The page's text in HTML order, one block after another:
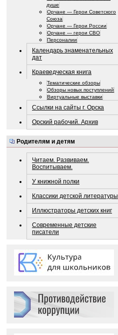
душе
Орчане — Герои Советского
Союза
Орчане — Герои России
Орчане — герои СВО
Персоналии
Календарь знаменательных
дат
Краеведческая книга
Тематические обзоры
Обзоры новых поступлений
Виртуальные выставки
Ссылки на сайты г. Орска
Орский рабочий. Архив
Родителям и детям
Читаем. Развиваем.
Воспитываем.
У книжной полки
Классики детской литературы
Иллюстраторы детских книг
Современные детские
писатели